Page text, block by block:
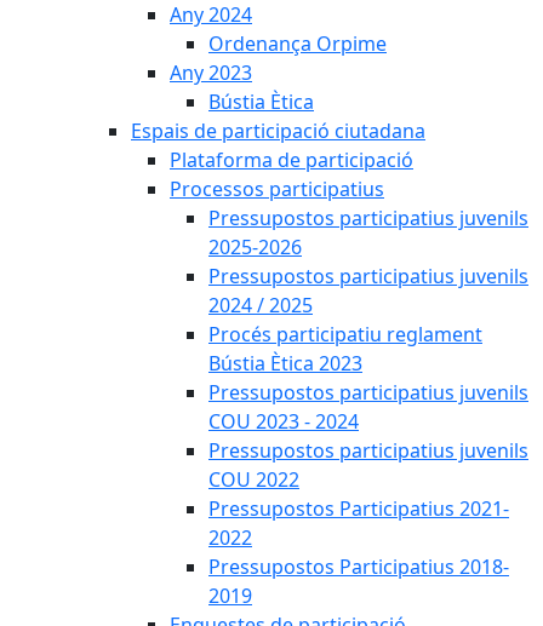
Any 2024
Ordenança Orpime
Any 2023
Bústia Ètica
Espais de participació ciutadana
Plataforma de participació
Processos participatius
Pressupostos participatius juvenils
2025-2026
Pressupostos participatius juvenils
2024 / 2025
Procés participatiu reglament
Bústia Ètica 2023
Pressupostos participatius juvenils
COU 2023 - 2024
Pressupostos participatius juvenils
COU 2022
Pressupostos Participatius 2021-
2022
Pressupostos Participatius 2018-
2019